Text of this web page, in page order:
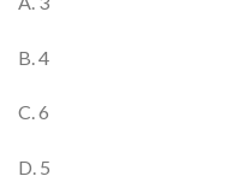
B. 4
C. 6
D. 5